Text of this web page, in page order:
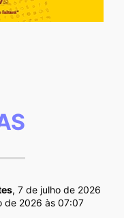
, 7 de julho de 2026
de 2026 às 07:07